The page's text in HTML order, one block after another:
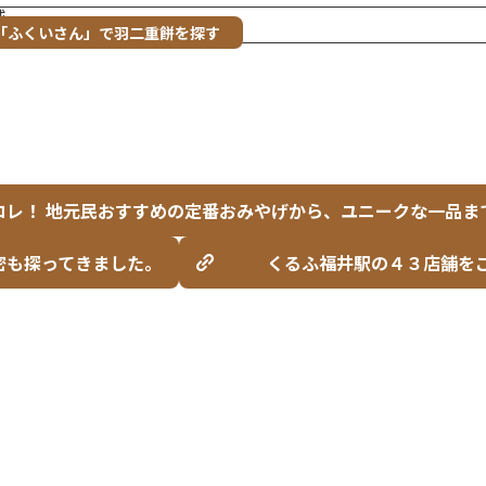
ふくいさん」で羽二重餅を探す
！ 地元民おすすめの定番おみやげから、ユニークな一品ま
探ってきました。
くるふ福井駅の４３店舗を